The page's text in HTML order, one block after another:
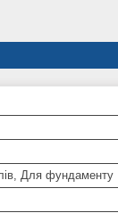
Для фундаменту